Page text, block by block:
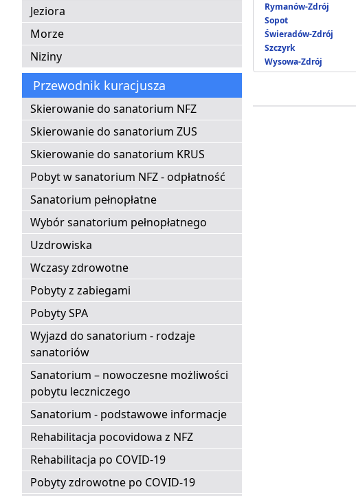
Jeziora
Morze
Niziny
Przewodnik kuracjusza
Skierowanie do sanatorium NFZ
Skierowanie do sanatorium ZUS
Skierowanie do sanatorium KRUS
Pobyt w sanatorium NFZ - odpłatność
Sanatorium pełnopłatne
Wybór sanatorium pełnopłatnego
Uzdrowiska
Wczasy zdrowotne
Pobyty z zabiegami
Pobyty SPA
Wyjazd do sanatorium - rodzaje
sanatoriów
Sanatorium – nowoczesne możliwości
pobytu leczniczego
Sanatorium - podstawowe informacje
Rehabilitacja pocovidowa z NFZ
Rehabilitacja po COVID-19
Pobyty zdrowotne po COVID-19
Rymanów-Zdrój
Sopot
Świeradów-Zdrój
Szczyrk
Wysowa-Zdrój